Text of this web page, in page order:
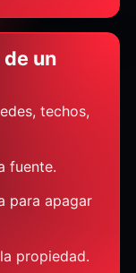
un
techos,
fuente.
para apagar
propiedad.